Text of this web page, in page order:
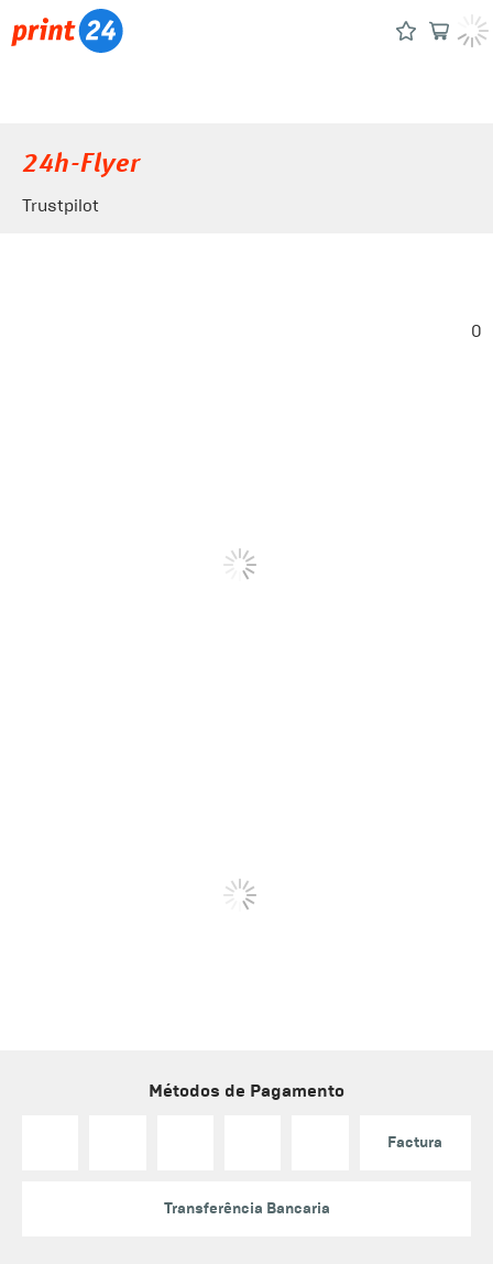
24h-Flyer
Trustpilot
0
Métodos de Pagamento
Factura
Transferência Bancaria